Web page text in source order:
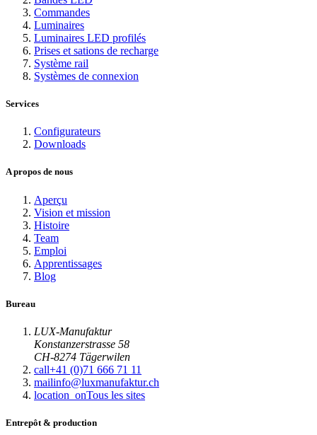
Commandes
Luminaires
Luminaires LED profilés
Prises et sations de recharge
Système rail
Systèmes de connexion
Services
Configurateurs
Downloads
A propos de nous
Aperçu
Vision et mission
Histoire
Team
Emploi
Apprentissages
Blog
Bureau
LUX-Manufaktur
Konstanzerstrasse 58
CH-8274 Tägerwilen
call+41 (0)71 666 71 11
mailinfo@luxmanufaktur.ch
location_onTous les sites
Entrepôt & production